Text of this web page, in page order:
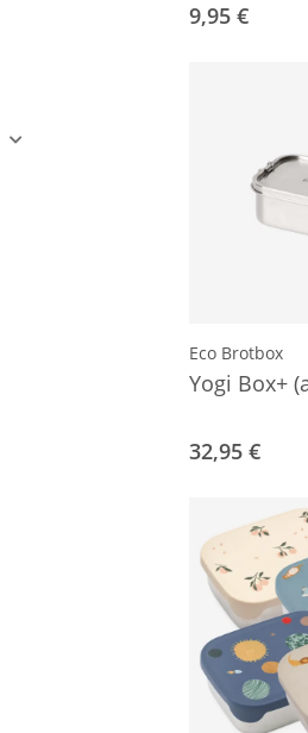
9,95 €
Eco Brotbox
Yogi Box+
32,95 €